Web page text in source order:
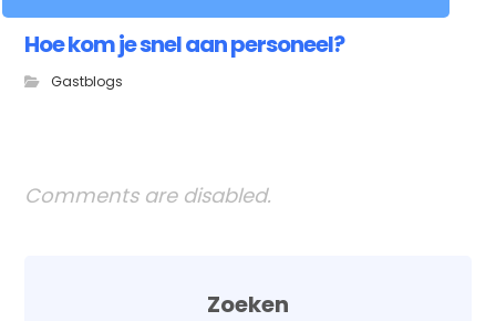
Hoe kom je snel aan personeel?
Gastblogs
Comments are disabled.
Zoeken